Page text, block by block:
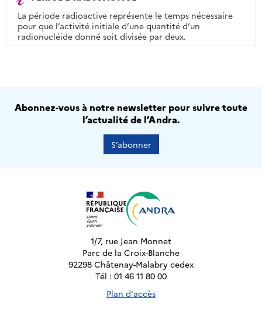
La période radioactive représente le temps nécessaire
pour que l’activité initiale d’une quantité d’un
radionucléide donné soit divisée par deux.
Abonnez-vous à notre newsletter pour suivre toute
l’actualité de l’Andra.
S’abonner
1/7, rue Jean Monnet
Parc de la Croix-Blanche
92298 Châtenay-Malabry cedex
Tél : 01 46 11 80 00
Plan d'accès